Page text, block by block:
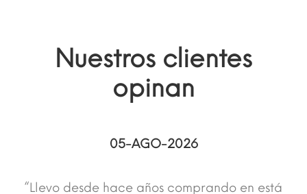
Nuestros clientes
opinan
05-AGO-2026
“Llevo desde hace años comprando en está